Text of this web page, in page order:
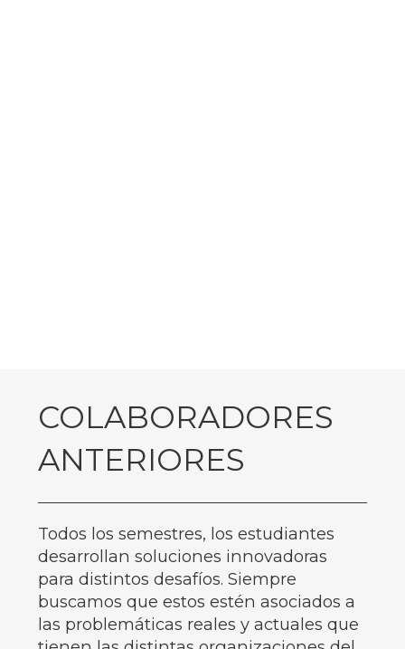
COLABORADORES
ANTERIORES
Todos los semestres, los estudiantes
desarrollan soluciones innovadoras
para distintos desafíos. Siempre
buscamos que estos estén asociados a
las problemáticas reales y actuales que